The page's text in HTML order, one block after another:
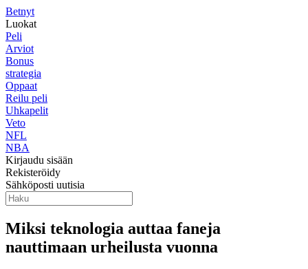
Betnyt
Luokat
Peli
Arviot
Bonus
strategia
Oppaat
Reilu peli
Uhkapelit
Veto
NFL
NBA
Kirjaudu sisään
Rekisteröidy
Sähköposti uutisia
Miksi teknologia auttaa faneja
nauttimaan urheilusta vuonna